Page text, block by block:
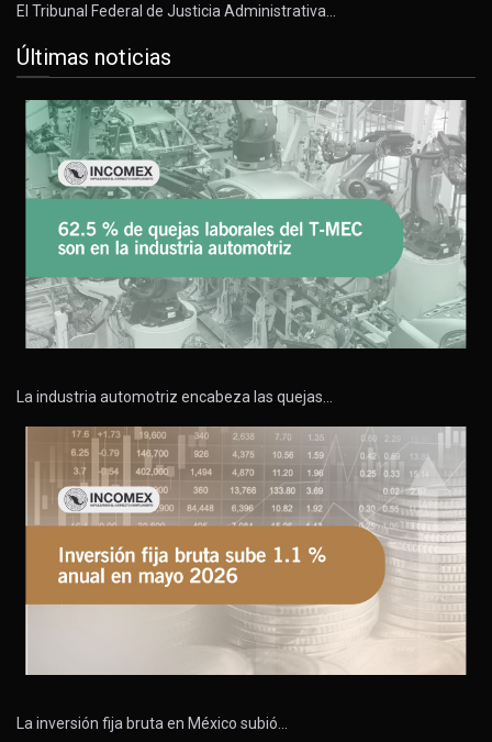
El Tribunal Federal de Justicia Administrativa…
Últimas noticias
La industria automotriz encabeza las quejas…
La inversión fija bruta en México subió…